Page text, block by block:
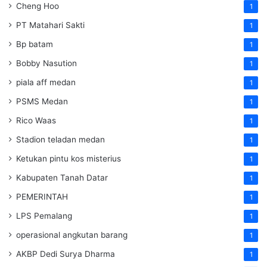
Cheng Hoo 1
PT Matahari Sakti 1
Bp batam 1
Bobby Nasution 1
piala aff medan 1
PSMS Medan 1
Rico Waas 1
Stadion teladan medan 1
Ketukan pintu kos misterius 1
Kabupaten Tanah Datar 1
PEMERINTAH 1
LPS Pemalang 1
operasional angkutan barang 1
AKBP Dedi Surya Dharma 1